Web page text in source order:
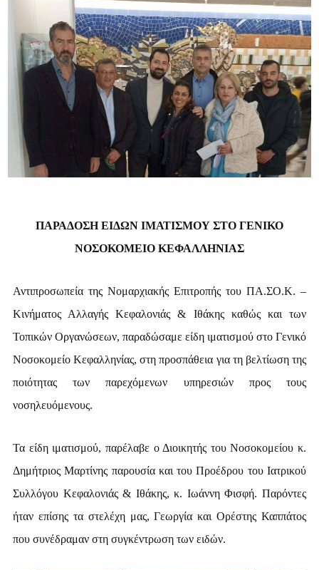
ΠΑΡΑΔΟΣΗ ΕΙΔΩΝ ΙΜΑΤΙΣΜΟΥ ΣΤΟ ΓΕΝΙΚΟ
ΝΟΣΟΚΟΜΕΙΟ ΚΕΦΑΛΛΗΝΙΑΣ
Αντιπροσωπεία της Νομαρχιακής Επιτροπής του ΠΑ.ΣΟ.Κ. –
Κινήματος Αλλαγής Κεφαλονιάς & Ιθάκης καθώς και των
Τοπικών Οργανώσεων, παραδώσαμε είδη ιματισμού στο Γενικό
Νοσοκομείο Κεφαλληνίας, στη προσπάθεια για τη βελτίωση της
ποιότητας των παρεχόμενων υπηρεσιών προς τους
νοσηλευόμενους.
Τα είδη ιματισμού, παρέλαβε ο Διοικητής του Νοσοκομείου κ.
Δημήτριος Μαρτίνης παρουσία και του Προέδρου του Ιατρικού
Συλλόγου Κεφαλονιάς & Ιθάκης, κ. Ιωάννη Φισφή. Παρόντες
ήταν επίσης τα στελέχη μας, Γεωργία και Ορέστης Καππάτος
που συνέδραμαν στη συγκέντρωση των ειδών.